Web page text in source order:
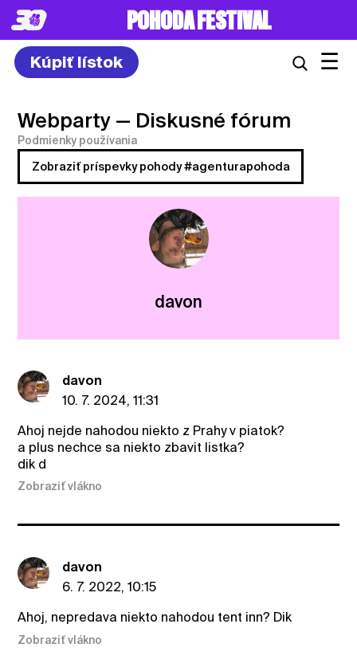
POHODA FESTIVAL
Kúpiť lístok ☰
Webparty — Diskusné fórum
Podmienky používania
Zobraziť príspevky pohody #agenturapohoda
davon
davon
10. 7. 2024, 11:31
Ahoj nejde nahodou niekto z Prahy v piatok?
a plus nechce sa niekto zbavit listka?
dik d
Zobraziť vlákno
davon
6. 7. 2022, 10:15
Ahoj, nepredava niekto nahodou tent inn? Dik
Zobraziť vlákno